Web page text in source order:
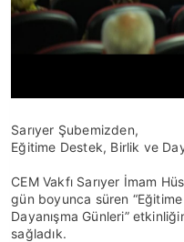
Sarıyer Şubemizden,
Eğitime Destek, Birlik ve
CEM Vakfı Sarıyer İmam
gün boyunca süren
Dayanışma Günleri”
sağladık.